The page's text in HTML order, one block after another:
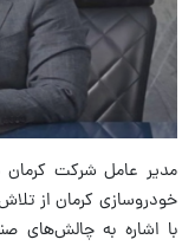
مدیر عامل شرکت کرمان
خودروسازی کرمان از
با اشاره به چالش‌های